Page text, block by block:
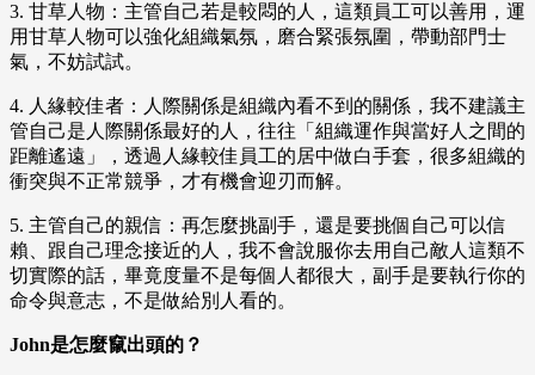
3. 甘草人物：主管自己若是較悶的人，這類員工可以善用，運
用甘草人物可以強化組織氣氛，磨合緊張氛圍，帶動部門士
氣，不妨試試。
4. 人緣較佳者：人際關係是組織內看不到的關係，我不建議主
管自己是人際關係最好的人，往往「組織運作與當好人之間的
距離遙遠」，透過人緣較佳員工的居中做白手套，很多組織的
衝突與不正常競爭，才有機會迎刃而解。
5. 主管自己的親信：再怎麼挑副手，還是要挑個自己可以信
賴、跟自己理念接近的人，我不會說服你去用自己敵人這類不
切實際的話，畢竟度量不是每個人都很大，副手是要執行你的
命令與意志，不是做給別人看的。
John是怎麼竄出頭的？